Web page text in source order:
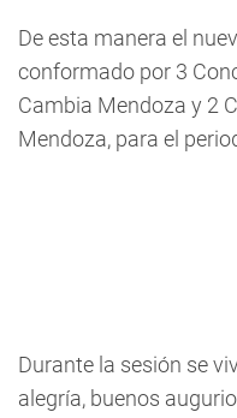
De esta manera el
conformado por 3
Cambia Mendoza y 2
Mendoza, para el
Durante la sesión se
alegría, buenos